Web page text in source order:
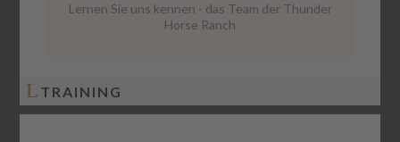
Lernen Sie uns kennen - das Team der Thunder
Horse Ranch
L TRAINING